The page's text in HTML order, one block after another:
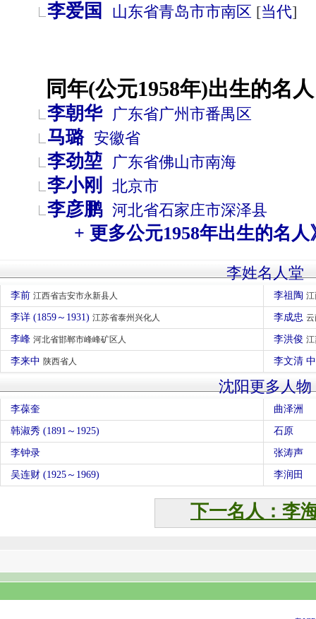
李爱国 山东省青岛市市南区 [当代]
同年(公元1958年)出生的名
李朝华 广东省广州市番禺区
马璐 安徽省
李劲堃 广东省佛山市南海
李小刚 北京市
李彦鹏 河北省石家庄市深泽县
+ 更多公元1958年出生的名人
李姓名人堂
李前 江西省吉安市永新县人 李祖陶
李详 (1859～1931) 江苏省泰州兴化人 李成忠
李峰 河北省邯郸市峰峰矿区人 李洪俊
李来中 陕西省人 李文清
沈阳更多人物
李葆奎 曲泽洲
韩淑秀 (1891～1925) 石原
李钟录 张涛声
吴连财 (1925～1969) 李润田
下一名人：李